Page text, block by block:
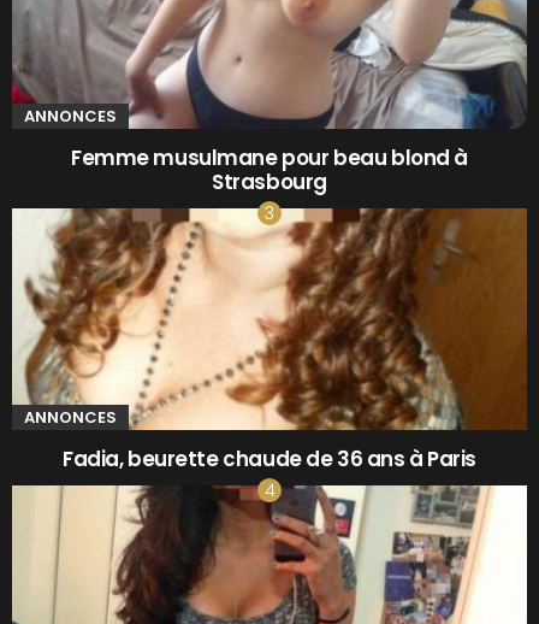
ANNONCES
Femme musulmane pour beau blond à
Strasbourg
ANNONCES
Fadia, beurette chaude de 36 ans à Paris